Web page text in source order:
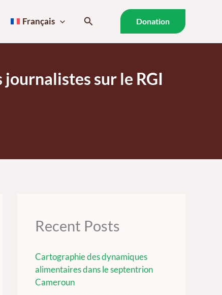
Français Rechercher Donation
journalistes sur le RGI
Recent Posts
Cartographie des dynamiques
alimentaires dans le septentrion
Cameroun